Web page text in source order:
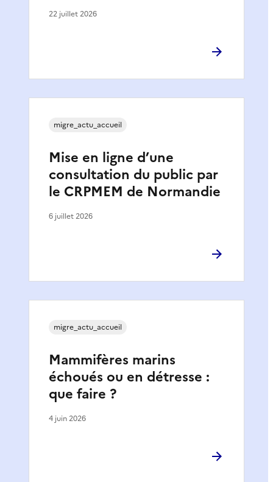
22 juillet 2026
Mise en ligne d’une
consultation du public par
le CRPMEM de Normandie
migre_actu_accueil
6 juillet 2026
Mammifères marins
échoués ou en détresse :
que faire ?
migre_actu_accueil
4 juin 2026